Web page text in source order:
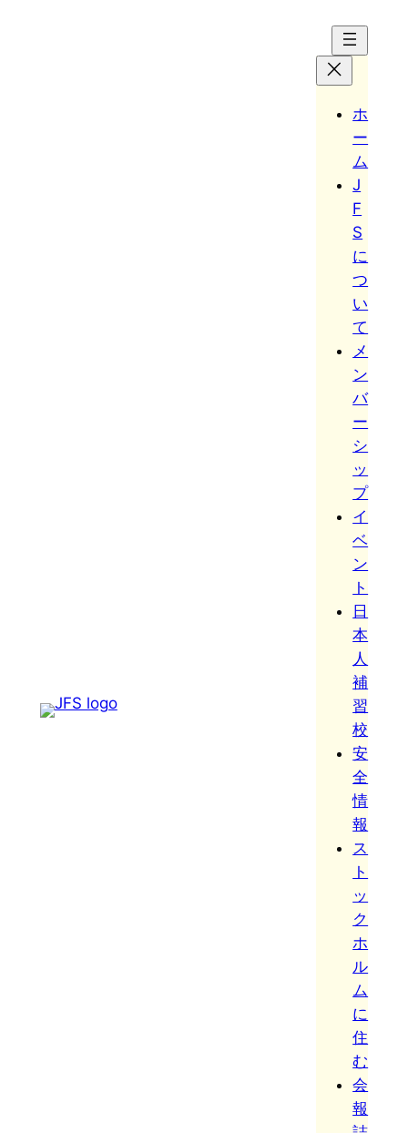
ホ
ー
ム
J
F
S
に
つ
い
て
メ
ン
バ
ー
シ
ッ
プ
イ
ベ
ン
ト
日
本
人
補
習
校
安
全
情
報
ス
ト
ッ
ク
ホ
ル
ム
に
住
む
会
報